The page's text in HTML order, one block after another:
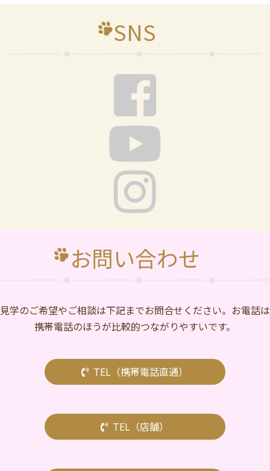
SNS
お問い合わせ
⾒学のご希望やご相談は下記までお問合せください。お電話は
携帯電話のほうが比較的つながりやすいです。
TEL（携帯電話直通）
TEL（店舗）